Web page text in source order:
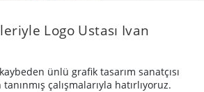
Logo Ustası Ivan
ünlü grafik tasarım sanatçısı
çalışmalarıyla hatırlıyoruz.